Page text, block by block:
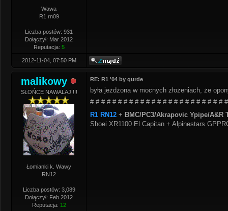
Wawa
R1 rn09
Liczba postów: 931
Dołączył: Mar 2012
Reputacja: 5
2012-11-04, 07:50 PM
malikowy
SŁOŃCE NAWALAJ !!!
Łomianki k. Wawy
RN12
Liczba postów: 3,089
Dołączył: Feb 2012
Reputacja: 12
RE: R1 '04 by qurde
była jeżdżona w mocnych złożeniach, że
# # # # # # # # # # # # # # # # # # # # # # # #
R1 RN12 + BMC/PC3/Akrapovic Ypipe/A&R
Shoei XR1100 El Capitan + Alpinestars